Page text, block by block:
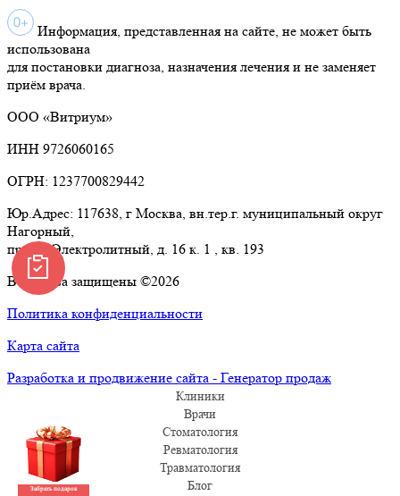
Информация, представленная на сайте, не может быть
использована
для постановки диагноза, назначения лечения и не заменяет
приём врача.
ООО «Витриум»
ИНН 9726060165
ОГРН: 1237700829442
Юр.Адрес: 117638, г Москва, вн.тер.г. муниципальный округ
Нагорный,
проезд Электролитный, д. 16 к. 1 , кв. 193
Все права защищены ©2026
Политика конфиденциальности
Карта сайта
Разработка и продвижение сайта - Генератор продаж
Клиники
Врачи
Стоматология
Ревматология
Травматология
Блог
Забрать подарок